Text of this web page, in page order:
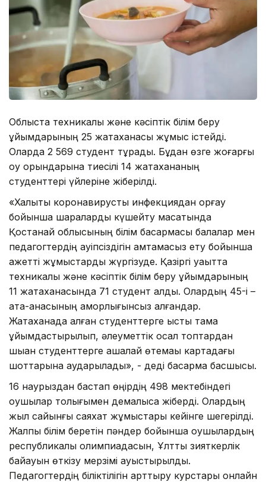
Облыста техникалық және кәсіптік білім беру
ұйымдарының 25 жатақханасы жұмыс істейді.
Оларда 2 569 студент тұрады. Бұдан өзге жоғарғы
оқу орындарына тиесілі 14 жатақхананың
студенттері үйлеріне жіберілді.
«Халықты коронавирустық инфекциядан қорғау
бойынша шараларды күшейту мақсатында
Қостанай облысының білім басқармасы балалар мен
педагогтердің қауіпсіздігін қамтамасыз ету бойынша
қажетті жұмыстарды жүргізуде. Қазіргі уақытта
техникалық және кәсіптік білім беру ұйымдарының
11 жатақханасында 71 студент қалды. Олардың 45-і –
ата-анасының қамқорлығынсыз қалғандар.
Жатақханада қалған студенттерге ыстық тамақ
ұйымдастырылып, әлеуметтік осал топтардан
шыққан студенттерге ақшалай өтемақы картадағы
шоттарына аударылады», - деді басқарма басшысы.
16 наурыздан бастап өңірдің 498 мектебіндегі
оқушылар толығымен демалысқа жіберді. Олардың
жыл сайынғы саяхат жұмыстары кейінге шегерілді.
Жалпы білім беретін пәндер бойынша оқушылардың
республикалық олимпиадасын, Ұлттық зияткерлік
байқауын өткізу мерзімі ауыстырылды.
Педагогтердің біліктілігін арттыру курстары онлайн